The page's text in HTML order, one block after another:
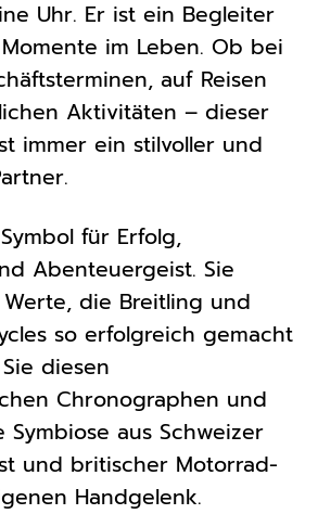
Uhr. Er ist ein Begleiter
im Leben. Ob bei
auf Reisen
Aktivitäten – dieser
immer ein stilvoller und
für Erfolg,
Abenteuergeist. Sie
die Breitling und
so erfolgreich gemacht
diesen
Chronographen und
aus Schweizer
und britischer Motorrad-
Handgelenk.